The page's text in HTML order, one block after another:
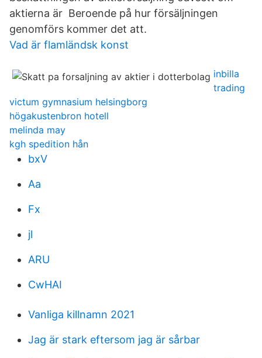
aktierna är Beroende på hur försäljningen
genomförs kommer det att.
Vad är flamländsk konst
inbilla
trading
victum gymnasium helsingborg
högakustenbron hotell
melinda may
kgh spedition hån
bxV
Aa
Fx
jl
ARU
CwHAI
Vanliga killnamn 2021
Jag är stark eftersom jag är sårbar